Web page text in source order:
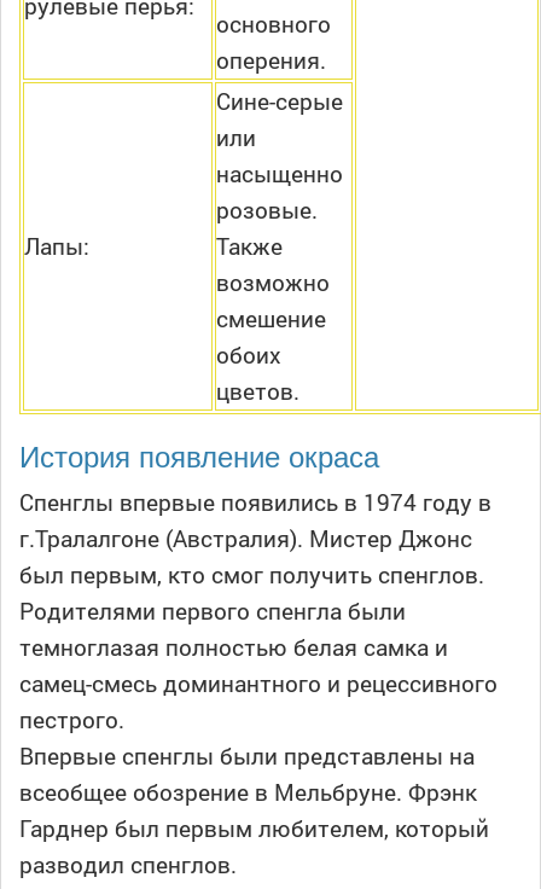
основного
оперения.
Лапы:
Сине-серые
или
насыщенно
розовые.
Также
возможно
смешение
обоих
цветов.
История появление окраса
Спенглы впервые появились в 1974 году в
г.Тралалгоне (Австралия). Мистер Джонс
был первым, кто смог получить спенглов.
Родителями первого спенгла были
темноглазая полностью белая самка и
самец-смесь доминантного и рецессивного
пестрого.
Впервые спенглы были представлены на
всеобщее обозрение в Мельбруне. Фрэнк
Гарднер был первым любителем, который
разводил спенглов.